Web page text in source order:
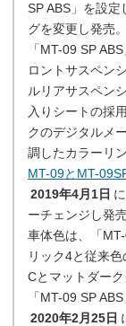
SP ABS」を設
グを変更し発売。
「MT-09 SP
ロントサスペン
ルリアサスペン
入りシートの採
クのデジタルメ
調したカラーリ
MT-09とMT-
2019年4月1日
ーチェンジし発売
車体色は、「
リック4と従来
Cとマットダー
「MT-09 SP
2020年2月25日